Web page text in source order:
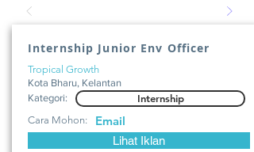
Internship Junior Env Officer
Tropical Growth
Kota Bharu, Kelantan
Kategori:
Internship
Cara Mohon: Email
Lihat Iklan